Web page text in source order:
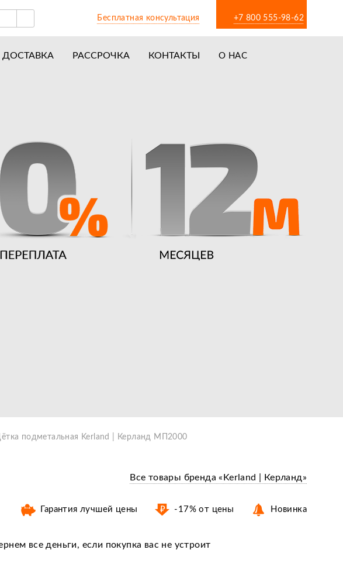
Бесплатная консультация +7 800 555-98-62
ДОСТАВКА РАССРОЧКА КОНТАКТЫ
О НАС
подметальная Kerland | Керланд МП2000
Все товары бренда «Kerland | Керланд»
Гарантия лучшей цены -17% от цены Новинка
все деньги, если покупка вас не устроит